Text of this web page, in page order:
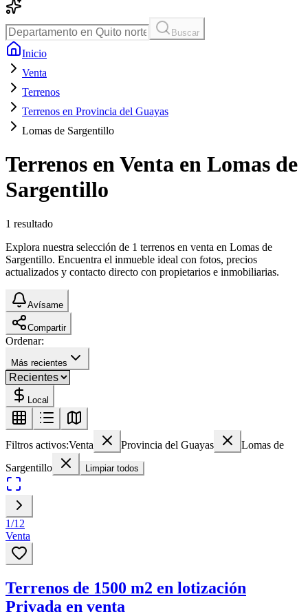
Buscar
Inicio
Venta
Terrenos
Terrenos en Provincia del Guayas
Lomas de Sargentillo
Terrenos en Venta en Lomas de
Sargentillo
1 resultado
Explora nuestra selección de 1 terrenos en venta en Lomas de
Sargentillo. Encuentra el inmueble ideal con fotos, precios
actualizados y contacto directo con propietarios e inmobiliarias.
Avísame
Compartir
Ordenar:
Más recientes
Local
Filtros activos:Venta Provincia del Guayas
Lomas de
Sargentillo
Limpiar todos
1/12
Venta
Terrenos de 1500 m2 en lotización
Privada en venta